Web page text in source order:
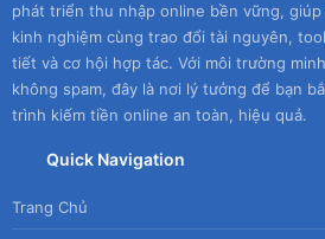
phát triển thu nhập online bền vững,
kinh nghiệm cùng trao đổi tài nguyên,
tiết và cơ hội hợp tác. Với môi trường
không spam, đây là nơi lý tưởng để bạn
trình kiếm tiền online an toàn, hiệu quả.
Quick Navigation
Trang Chủ